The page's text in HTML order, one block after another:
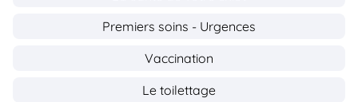
Premiers soins - Urgences
Vaccination
Le toilettage